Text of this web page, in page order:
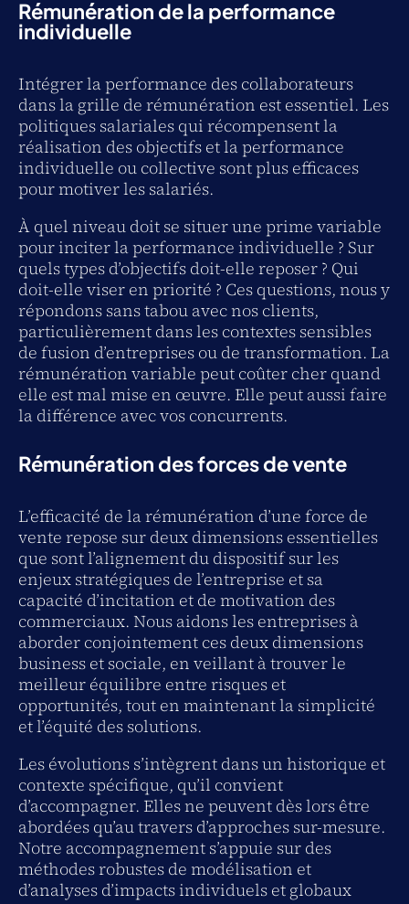
Rémunération de la performance
individuelle
Intégrer la performance des collaborateurs
dans la grille de rémunération est essentiel. Les
politiques salariales qui récompensent la
réalisation des objectifs et la performance
individuelle ou collective sont plus efficaces
pour motiver les salariés.
À quel niveau doit se situer une prime variable
pour inciter la performance individuelle ? Sur
quels types d’objectifs doit-elle reposer ? Qui
doit-elle viser en priorité ? Ces questions, nous y
répondons sans tabou avec nos clients,
particulièrement dans les contextes sensibles
de fusion d’entreprises ou de transformation. La
rémunération variable peut coûter cher quand
elle est mal mise en œuvre. Elle peut aussi faire
la différence avec vos concurrents.
Rémunération des forces de vente
L’efficacité de la rémunération d’une force de
vente repose sur deux dimensions essentielles
que sont l’alignement du dispositif sur les
enjeux stratégiques de l’entreprise et sa
capacité d’incitation et de motivation des
commerciaux. Nous aidons les entreprises à
aborder conjointement ces deux dimensions
business et sociale, en veillant à trouver le
meilleur équilibre entre risques et
opportunités, tout en maintenant la simplicité
et l’équité des solutions.
Les évolutions s’intègrent dans un historique et
contexte spécifique, qu’il convient
d’accompagner. Elles ne peuvent dès lors être
abordées qu’au travers d’approches sur-mesure.
Notre accompagnement s’appuie sur des
méthodes robustes de modélisation et
d’analyses d’impacts individuels et globaux